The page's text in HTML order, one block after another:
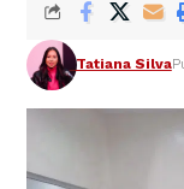
Tatiana Silva